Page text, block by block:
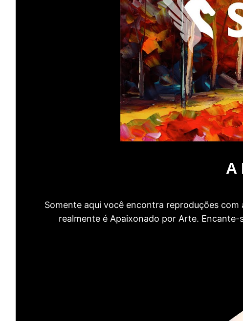
A
Somente aqui você encontra reproduções
realmente é Apaixonado por Arte.